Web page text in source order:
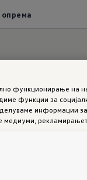
функционирање на
функции за
информации
медиуми,